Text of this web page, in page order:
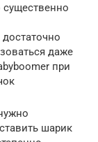
существенно
даже
при
шарик